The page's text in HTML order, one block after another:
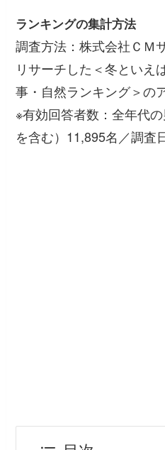
ランキングの集計方法
調査方法：株式会社ＣＭ
リサーチした＜冬とい
事・自然ランキング＞の
※有効回答者数：全年代
を含む）11,895名／調査